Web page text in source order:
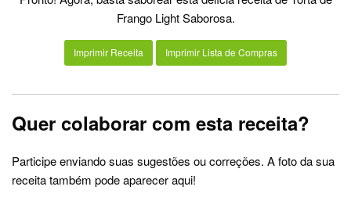
Frango Light Saborosa.
Imprimir Receita Imprimir Lista de Compras
Quer colaborar com esta receita?
Participe enviando suas sugestões ou correções. A foto da sua
receita também pode aparecer aqui!